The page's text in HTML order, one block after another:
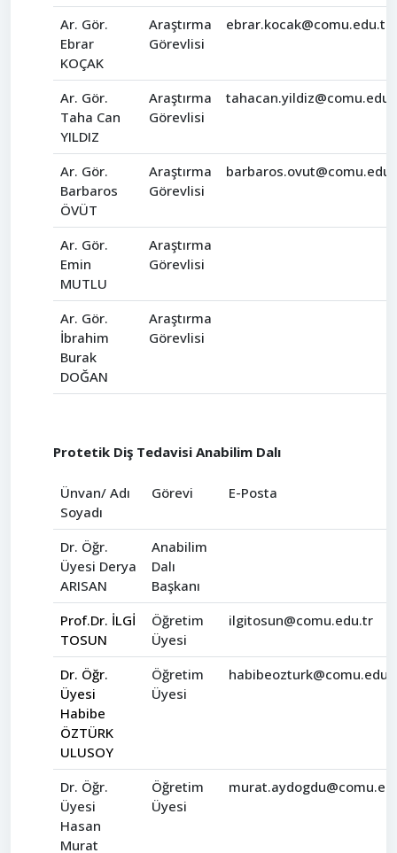
Ar. Gör.
Ebrar
KOÇAK
Araştırma
Görevlisi
ebrar.kocak@comu.edu.tr
Ar. Gör.
Taha Can
YILDIZ
Araştırma
Görevlisi
Ar. Gör.
Barbaros
ÖVÜT
Araştırma
Görevlisi
Ar. Gör.
Emin
MUTLU
Araştırma
Görevlisi
Ar. Gör.
İbrahim
Burak
DOĞAN
Araştırma
Görevlisi
Protetik Diş Tedavisi Anabilim Dalı
Ünvan/ Adı
Soyadı
Görevi E-Posta
Dr. Öğr.
Üyesi Derya
ARISAN
Anabilim
Dalı
Başkanı
Prof.Dr. İLGİ
TOSUN
Öğretim
Üyesi
ilgitosun@comu.edu.tr
Dr. Öğr.
Üyesi
Habibe
ÖZTÜRK
ULUSOY
Öğretim
Üyesi
Dr. Öğr.
Üyesi
Hasan
Murat
Öğretim
Üyesi